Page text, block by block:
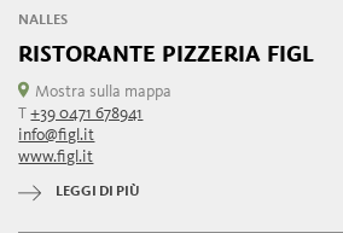
NALLES
RISTORANTE PIZZERIA FIGL
Mostra sulla mappa
T+39 0471 678941
info@figl.it
www.figl.it
LEGGI DI PIÙ